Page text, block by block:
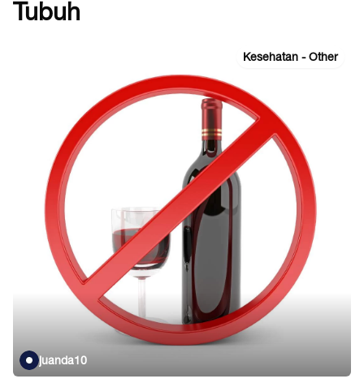
Tubuh
juanda10
Kesehatan - Other